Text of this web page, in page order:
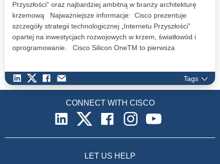
Przyszłości” oraz najbardziej ambitną w branży architekturę
krzemową Najważniejsze informacje: Cisco prezentuje
szczegóły strategii technologicznej „Internetu Przyszłości”
opartej na inwestycjach rozwojowych w krzem, światłowód i
oprogramowanie. Cisco Silicon OneTM to pierwsza
Tags
CONNECT WITH CISCO
LET US HELP